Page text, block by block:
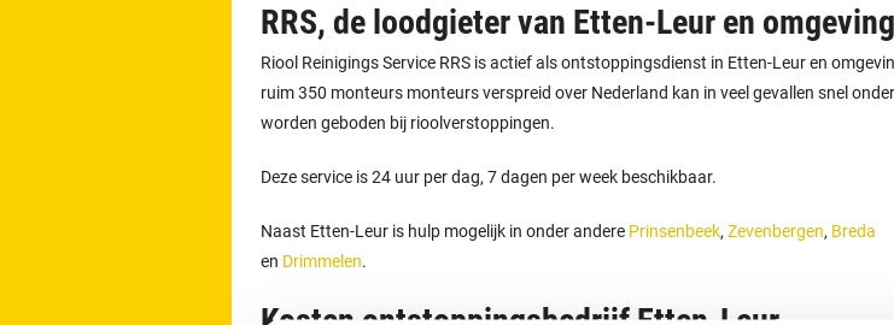
RRS, de loodgieter van Etten-Leur en omgeving
Riool Reinigings Service RRS is actief als ontstoppingsdienst in Etten-Leur en
ruim 350 monteurs monteurs verspreid over Nederland kan in veel gevallen snel
worden geboden bij rioolverstoppingen.
Deze service is 24 uur per dag, 7 dagen per week beschikbaar.
Naast Etten-Leur is hulp mogelijk in onder andere Prinsenbeek, Zevenbergen, Breda
en Drimmelen.